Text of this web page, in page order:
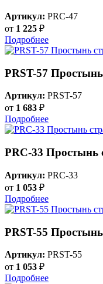
Артикул: PRC-47
от 1 225 ₽
Подробнее
PRST-57
Артикул: PRST-57
от 1 683 ₽
Подробнее
PRC-33 Простынь
Артикул: PRC-33
от 1 053 ₽
Подробнее
PRST-55
Артикул: PRST-55
от 1 053 ₽
Подробнее